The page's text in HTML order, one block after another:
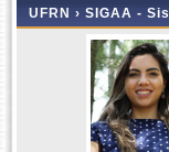
UFRN › SIGAA -